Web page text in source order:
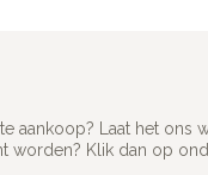
aankoop? Laat het ons
worden? Klik dan op